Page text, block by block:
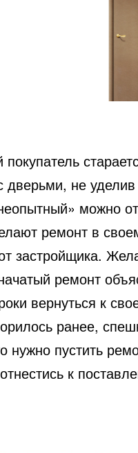
дверьми, не
можно
ремонт в
застройщика.
ремонт
вернуться к
ранее,
нужно пустить
к